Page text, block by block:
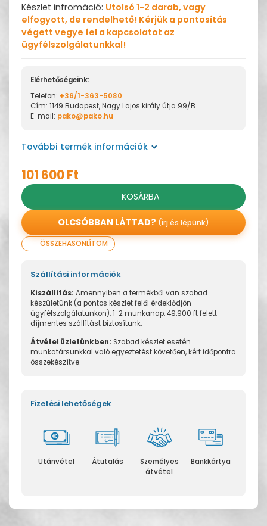
Készlet infromáció: Utolsó 1-2 darab, vagy
elfogyott, de rendelhető! Kérjük a pontosítás
végett vegye fel a kapcsolatot az
ügyfélszolgálatunkkal!
Elérhetőségeink:
Telefon: +36/1-363-5080
Cím: 1149 Budapest, Nagy Lajos király útja 99/B.
E-mail: pako@pako.hu
További termék információk
101 600 Ft
KOSÁRBA
OLCSÓBBAN LÁTTAD? (írj és lépünk)
ÖSSZEHASONLÍTOM
Szállítási információk
Kiszállítás: Amennyiben a termékből van szabad
készületünk (a pontos készlet felől érdeklődjön
ügyfélszolgálatunkon), 1-2 munkanap. 49.900 ft felett
díjmentes szállítást biztosítunk.
Átvétel üzletünkben: Szabad készlet esetén
munkatársunkkal való egyeztetést követően, kért időpontra
összekészítve.
Fizetési lehetőségek
Utánvétel Átutalás
Személyes
átvétel
Bankkártya